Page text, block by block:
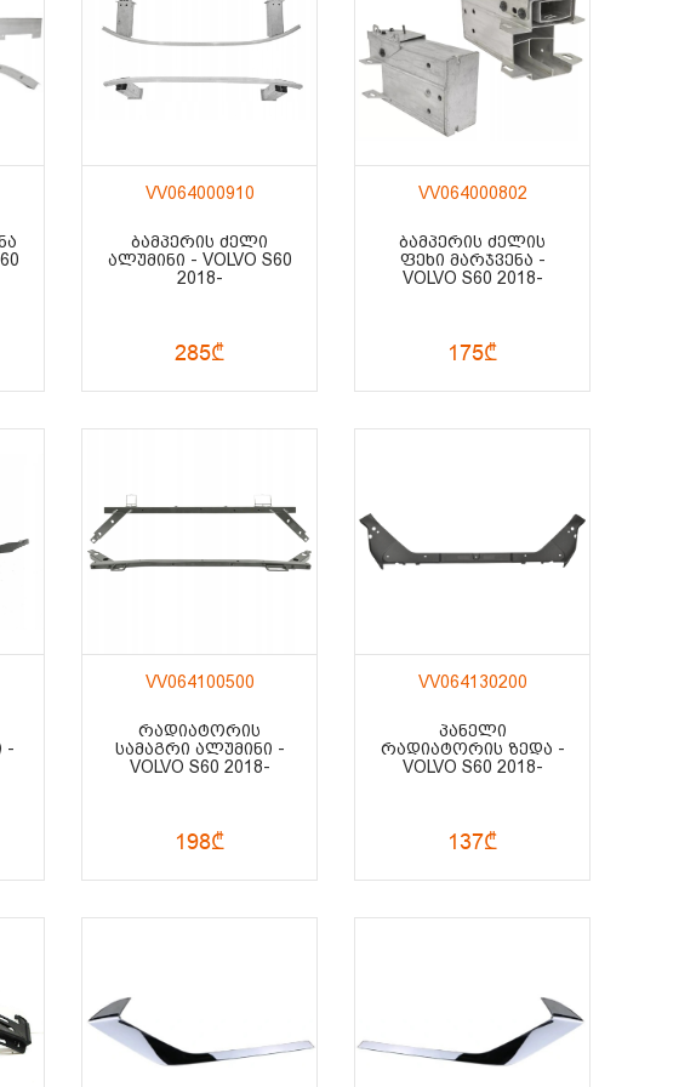
VV064000910
ᲑᲐᲛᲞᲔᲠᲘᲡ ᲫᲔᲚᲘ
ᲐᲚᲣᲛᲘᲜᲘ - VOLVO S60
2018-
285₾
VV064000802
ᲑᲐᲛᲞᲔᲠᲘᲡ ᲫᲔᲚᲘᲡ
ᲤᲔᲮᲘ ᲛᲐᲠᲯᲕᲔᲜᲐ -
VOLVO S60 2018-
175₾
-
VV064100500
ᲠᲐᲓᲘᲐᲢᲝᲠᲘᲡ
ᲡᲐᲛᲐᲒᲠᲘ ᲐᲚᲣᲛᲘᲜᲘ -
VOLVO S60 2018-
198₾
VV064130200
ᲞᲐᲜᲔᲚᲘ
ᲠᲐᲓᲘᲐᲢᲝᲠᲘᲡ ᲖᲔᲓᲐ -
VOLVO S60 2018-
137₾